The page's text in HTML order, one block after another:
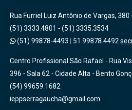
Rua Furriel Luiz Antônio de Vargas, 380
(51) 3333.4801 - (51) 3335.3534
(51) 99878-4493
51 99878.4492
Centro Profissional São Rafael - Rua
396 - Sala 62 - Cidade Alta - Bento
(54) 99659.1682
ieppserragaucha@gmail.com